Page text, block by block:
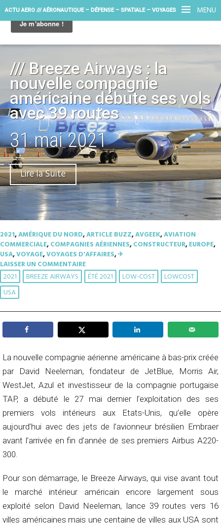
MENU
ACTU AERO /// AÉRONAUTIQUE – DÉFENSE – SPATIALE – VOYAGES
/// Breeze Airways : la
nouvelle compagnie
américaine débute ses vols
avec 39 routes
31 mai 2021
Lire la Suite
2021,AMÉRIQUE DU NORD,ARTICLE BUZZ,AVGEEK,AVIATION
COMMERCIALE,COMPAGNIES AÉRIENNES,CONSTRUCTEUR,EUROPE,
USA,VOYAGE,VOYAGES D'AFFAIRES,✈︎
LAISSER UN COMMENTAIRE
2021 BREEZE AIRWAYS ÉTÉ 2021 LOW-COST
LOWCOST
USA
La nouvelle compagnie aérienne américaine à bas-prix créée
par David Neeleman, fondateur de JetBlue, Morris Air,
WestJet, Azul et investisseur de la compagnie portugaise
TAP, a débuté le 27 mai dernier l’exploitation des ses
premiers vols intérieurs aux Etats-Unis, qu’elle opère
aujourd’hui avec des jets de l’avionneur brésilien Embraer
avant l’arrivée en fin d’année de ses premiers Airbus A220-
300.
Pour son démarrage, le Breeze Airways, qui vise avant tout
le marché intérieur américain encore largement sous
exploité selon David Neeleman, lance 39 routes vers 16
villes américaines mais une centaine de villes aux USA sont